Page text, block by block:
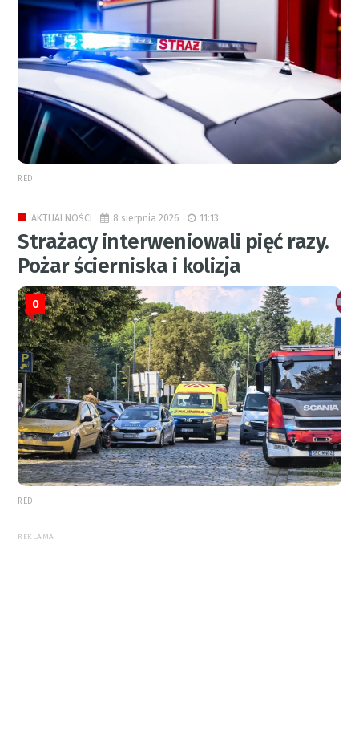
RED.
AKTUALNOŚCI 8 sierpnia 2026 11:13
Strażacy interweniowali pięć razy.
Pożar ścierniska i kolizja
0
RED.
REKLAMA